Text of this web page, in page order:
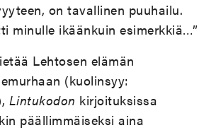
on tavallinen puuhailu.
minulle ikäänkuin esimerkkiä…”
Lehtosen elämän
(kuolinsyy:
Lintukodon kirjoituksissa
päällimmäiseksi aina